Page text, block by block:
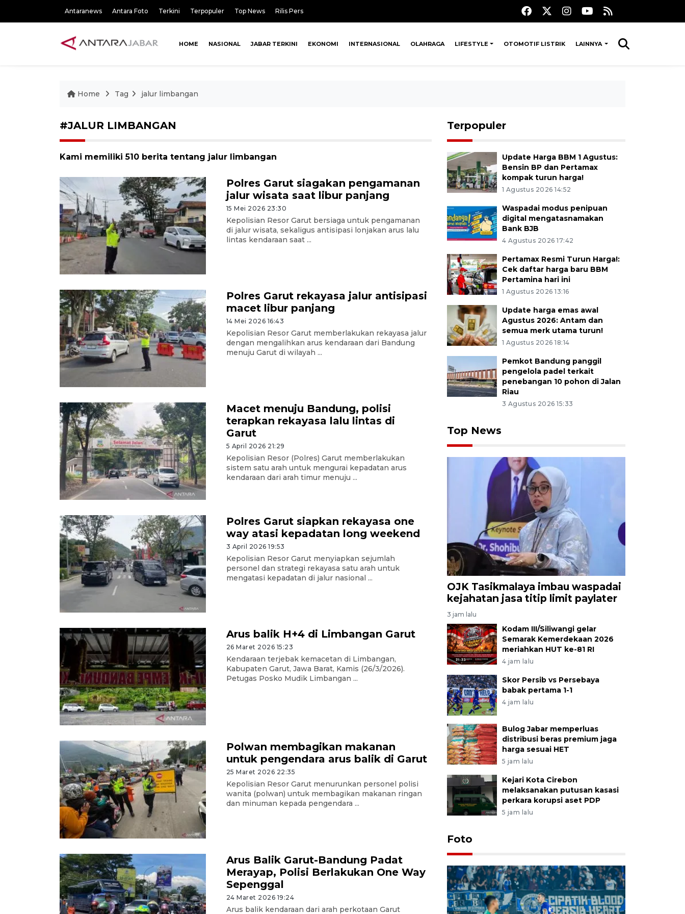
Antaranews Antara Foto Terkini Terpopuler Top News Rilis Pers
HOME NASIONAL JABAR TERKINI EKONOMI INTERNASIONAL OLAHRAGA LIFESTYLE OTOMOTIF LISTRIK LAINNYA
Home Tag jalur limbangan
#JALUR LIMBANGAN
Kami memiliki 510 berita tentang jalur limbangan
Polres Garut siagakan pengamanan
jalur wisata saat libur panjang
15 Mei 2026 23:30
Kepolisian Resor Garut bersiaga untuk pengamanan
di jalur wisata, sekaligus antisipasi lonjakan arus lalu
lintas kendaraan saat ...
Polres Garut rekayasa jalur antisipasi
macet libur panjang
14 Mei 2026 16:43
Kepolisian Resor Garut memberlakukan rekayasa jalur
dengan mengalihkan arus kendaraan dari Bandung
menuju Garut di wilayah ...
Macet menuju Bandung, polisi
terapkan rekayasa lalu lintas di
Garut
5 April 2026 21:29
Kepolisian Resor (Polres) Garut memberlakukan
sistem satu arah untuk mengurai kepadatan arus
kendaraan dari arah timur menuju ...
Polres Garut siapkan rekayasa one
way atasi kepadatan long weekend
3 April 2026 19:53
Kepolisian Resor Garut menyiapkan sejumlah
personel dan strategi rekayasa satu arah untuk
mengatasi kepadatan di jalur nasional ...
Arus balik H+4 di Limbangan Garut
26 Maret 2026 15:23
Kendaraan terjebak kemacetan di Limbangan,
Kabupaten Garut, Jawa Barat, Kamis (26/3/2026).
Petugas Posko Mudik Limbangan ...
Polwan membagikan makanan
untuk pengendara arus balik di Garut
25 Maret 2026 22:35
Kepolisian Resor Garut menurunkan personel polisi
wanita (polwan) untuk membagikan makanan ringan
dan minuman kepada pengendara ...
Arus Balik Garut-Bandung Padat
Merayap, Polisi Berlakukan One Way
Sepenggal
24 Maret 2026 19:24
Arus balik kendaraan dari arah perkotaan Garut
Terpopuler
Update Harga BBM 1 Agustus:
Bensin BP dan Pertamax
kompak turun harga!
1 Agustus 2026 14:52
Waspadai modus penipuan
digital mengatasnamakan
Bank BJB
4 Agustus 2026 17:42
Pertamax Resmi Turun Harga!:
Cek daftar harga baru BBM
Pertamina hari ini
1 Agustus 2026 13:16
Update harga emas awal
Agustus 2026: Antam dan
semua merk utama turun!
1 Agustus 2026 18:14
Pemkot Bandung panggil
pengelola padel terkait
penebangan 10 pohon di Jalan
Riau
3 Agustus 2026 15:33
Top News
OJK Tasikmalaya imbau waspadai
kejahatan jasa titip limit paylater
3 jam lalu
Kodam III/Siliwangi gelar
Semarak Kemerdekaan 2026
meriahkan HUT ke-81 RI
4 jam lalu
Skor Persib vs Persebaya
babak pertama 1-1
4 jam lalu
Bulog Jabar memperluas
distribusi beras premium jaga
harga sesuai HET
5 jam lalu
Kejari Kota Cirebon
melaksanakan putusan kasasi
perkara korupsi aset PDP
5 jam lalu
Foto